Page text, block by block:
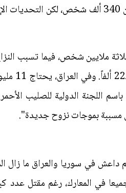
العام 2018 سيشهد نهاية للنزاع الذي تسبب بمقتل
ولجوء
باسم اللجنة الدولية
مسببة بموجات نزوح جديدة".
تنظيم داعش في سوريا والعراق ما
في المعارك، رغم مقتل